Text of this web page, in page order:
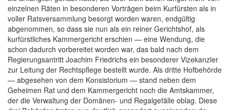
einzelnen Räten in besonderen Vorträgen beim Kurfürsten als in
voller Ratsversammlung besorgt worden waren, endgültig
abgenommen, so dass sie nun als ein reiner Gerichtshof, als
kurfürstliches Kammergericht erschien — eine Wendung, die
schon dadurch vorbereitet worden war, das bald nach dem
Regierungsantritt Joachim Friedrichs ein besonderer Vizekanzler
zur Leitung der Rechtspflege bestellt wurde. Als dritte Hofbehörde
— abgesehen von dem Konsistorium — stand neben dem
Geheimen Rat und dem Kammergericht noch die Amtskammer,
der die Verwaltung der Domänen- und Regalgefälle oblag. Diese